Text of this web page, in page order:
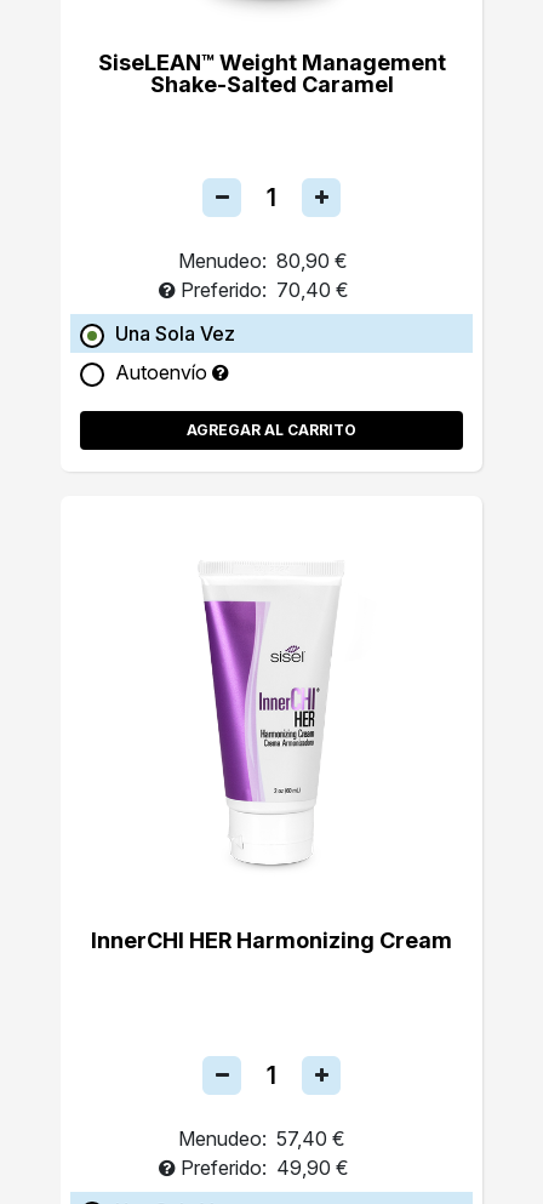
SiseLEAN™ Weight Management
Shake-Salted Caramel
Menudeo: 80,90 €
Preferido: 70,40 €
Una Sola Vez
Autoenvío
AGREGAR AL CARRITO
InnerCHI HER Harmonizing Cream
Menudeo: 57,40 €
Preferido: 49,90 €